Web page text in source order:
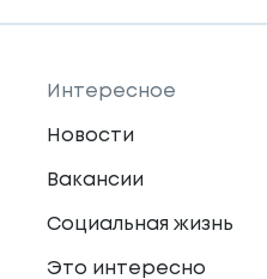
Интересное
Новости
Вакансии
Социальная жизнь
Это интересно